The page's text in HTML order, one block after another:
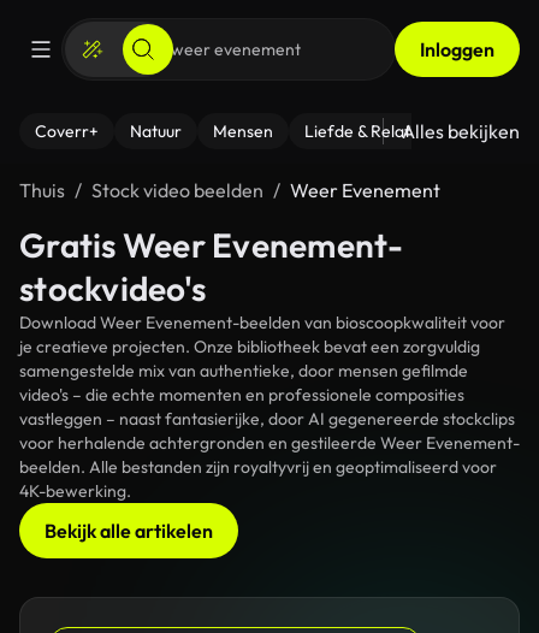
Inloggen
Coverr+ Natuur Mensen Liefde & Relaties - Fitness
Alles bekijken
Thuis Stock video beelden Weer Evenement
Gratis Weer Evenement-
stockvideo's
Download Weer Evenement-beelden van bioscoopkwaliteit voor
je creatieve projecten. Onze bibliotheek bevat een zorgvuldig
samengestelde mix van authentieke, door mensen gefilmde
video's – die echte momenten en professionele composities
vastleggen – naast fantasierijke, door AI gegenereerde stockclips
voor herhalende achtergronden en gestileerde Weer Evenement-
beelden. Alle bestanden zijn royaltyvrij en geoptimaliseerd voor
4K-bewerking.
Bekijk alle artikelen